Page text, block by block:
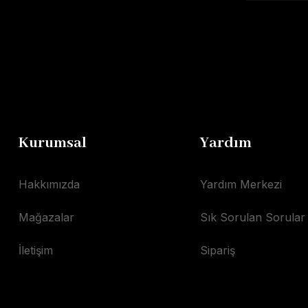
Kurumsal
Hakkımızda
Mağazalar
İletişim
Yardım
Yardım Merkezi
Sık Sorulan Sorular
Sipariş